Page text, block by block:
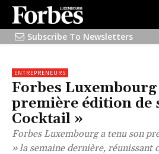
Subscribe To Newsletters
ENTREPRENEURS
Forbes
première édition de
Cocktail »
Forbes Luxembourg a tenu son
» la semaine dernière, réunissant